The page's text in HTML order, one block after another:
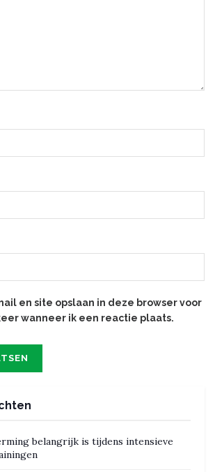
en site opslaan in deze browser voor
wanneer ik een reactie plaats.
belangrijk is tijdens intensieve